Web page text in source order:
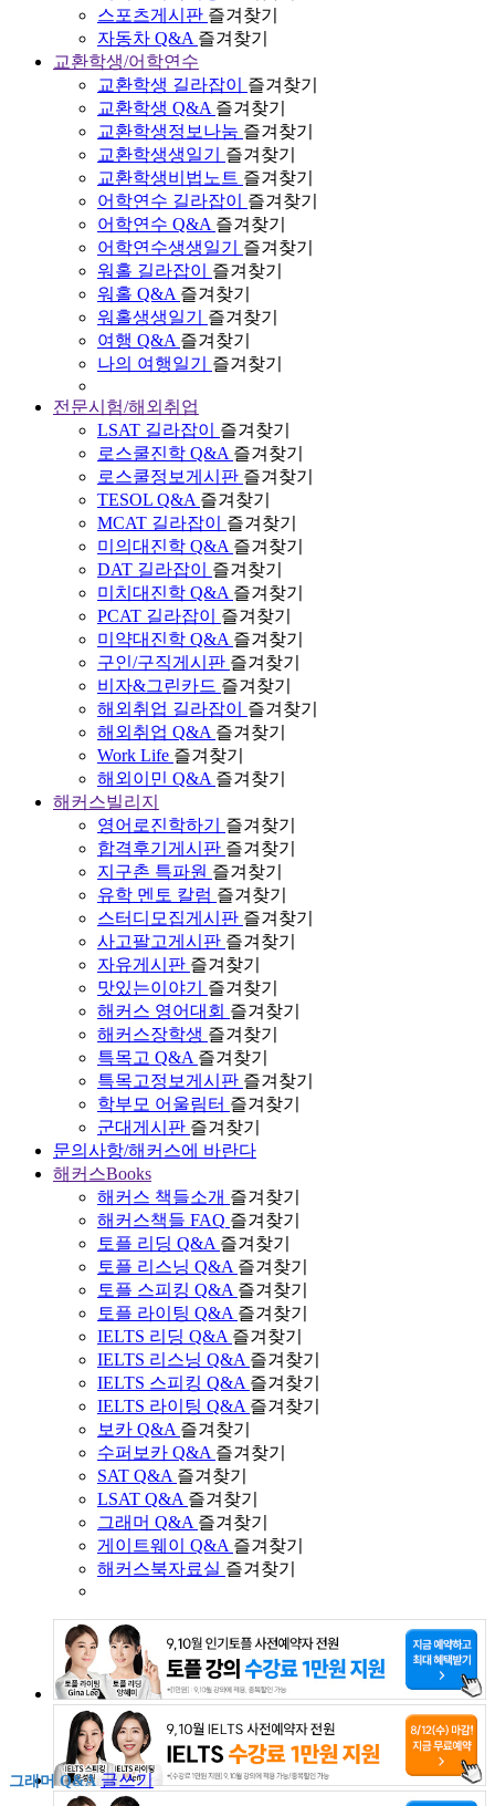
스포츠게시판 즐겨찾기
자동차 Q&A 즐겨찾기
교환학생/어학연수
교환학생 길라잡이
즐겨찾기
교환학생 Q&A 즐겨찾기
교환학생정보나눔 즐겨찾기
교환학생생일기
즐겨찾기
교환학생비법노트 즐겨찾기
어학연수 길라잡이
즐겨찾기
어학연수 Q&A 즐겨찾기
어학연수생생일기
즐겨찾기
워홀 길라잡이
즐겨찾기
워홀 Q&A 즐겨찾기
워홀생생일기
즐겨찾기
여행 Q&A 즐겨찾기
나의 여행일기
즐겨찾기
전문시험/해외취업
LSAT 길라잡이
즐겨찾기
로스쿨진학 Q&A 즐겨찾기
로스쿨정보게시판 즐겨찾기
TESOL Q&A 즐겨찾기
MCAT 길라잡이
즐겨찾기
미의대진학 Q&A 즐겨찾기
DAT 길라잡이
즐겨찾기
미치대진학 Q&A 즐겨찾기
PCAT 길라잡이
즐겨찾기
미약대진학 Q&A 즐겨찾기
구인/구직게시판 즐겨찾기
비자&그린카드 즐겨찾기
해외취업 길라잡이
즐겨찾기
해외취업 Q&A 즐겨찾기
Work Life 즐겨찾기
해외이민 Q&A 즐겨찾기
해커스빌리지
영어로진학하기
즐겨찾기
합격후기게시판 즐겨찾기
지구촌 특파원 즐겨찾기
유학 멘토 칼럼 즐겨찾기
스터디모집게시판 즐겨찾기
사고팔고게시판 즐겨찾기
자유게시판 즐겨찾기
맛있는이야기
즐겨찾기
해커스 영어대회 즐겨찾기
해커스장학생 즐겨찾기
특목고 Q&A 즐겨찾기
특목고정보게시판 즐겨찾기
학부모 어울림터 즐겨찾기
군대게시판 즐겨찾기
문의사항/해커스에 바란다
해커스Books
해커스 책들소개 즐겨찾기
해커스책들 FAQ 즐겨찾기
토플 리딩 Q&A 즐겨찾기
토플 리스닝 Q&A 즐겨찾기
토플 스피킹 Q&A 즐겨찾기
토플 라이팅 Q&A 즐겨찾기
IELTS 리딩 Q&A 즐겨찾기
IELTS 리스닝 Q&A 즐겨찾기
IELTS 스피킹 Q&A 즐겨찾기
IELTS 라이팅 Q&A 즐겨찾기
보카 Q&A 즐겨찾기
수퍼보카 Q&A 즐겨찾기
SAT Q&A 즐겨찾기
LSAT Q&A 즐겨찾기
그래머 Q&A 즐겨찾기
게이트웨이 Q&A 즐겨찾기
해커스북자료실 즐겨찾기
그래머 Q&A 글쓰기